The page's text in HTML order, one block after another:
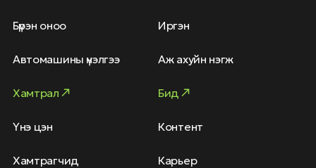
Бүрэн оноо
Автомашины үнэлгээ
Иргэн
Аж ахуйн нэгж
Хамтрал
Үнэ цэн
Хамтрагчид
Бид
Контент
Карьер